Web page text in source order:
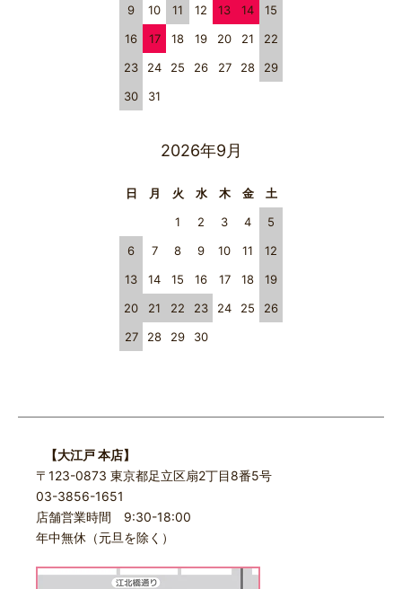
9
10 11 12 13 14
15
16
17 18 19 20 21
22
23
24 25 26 27 28
29
30
31
2026年9月
日 月 火 水 木 金
土
1
2 3 4
5
6
7 8 9 10 11
12
13
14 15 16 17 18
19
20
21 22 23 24 25
26
27
28 29 30
【大江戸 本店】
〒123-0873 東京都足立区扇2丁目8番5号
03-3856-1651
店舗営業時間 9:30-18:00
年中無休（元旦を除く）